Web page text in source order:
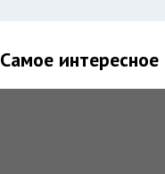
Самое интересное